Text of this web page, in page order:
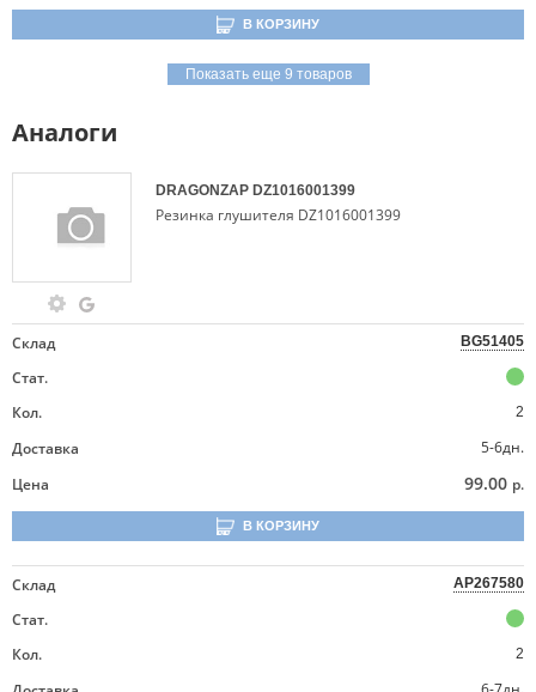
В КОРЗИНУ
Показать еще 9 товаров
Аналоги
DRAGONZAP DZ1016001399
Резинка глушителя DZ1016001399
Склад BG51405
Стат.
Кол.
2
Доставка
5-6дн.
Цена
99.00 р.
В КОРЗИНУ
Склад AP267580
Стат.
Кол.
2